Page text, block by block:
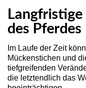
des Pferdes
Im Laufe der Zeit
Mückenstichen und
tiefgreifenden
die letztendlich das